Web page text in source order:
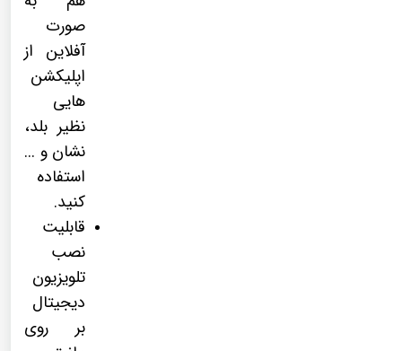
صورت
آفلاین از
اپلیکشن
هایی
نظیر بلد،
نشان و ...
استفاده
کنید.
قابلیت
نصب
تلویزیون
دیجیتال
بر روی